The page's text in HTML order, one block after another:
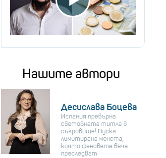
Нашите автори
Десислава Боцева
Испания превърна
световната титла в
съкровище! Пуска
лимитирана монета,
която феновете вече
преследват